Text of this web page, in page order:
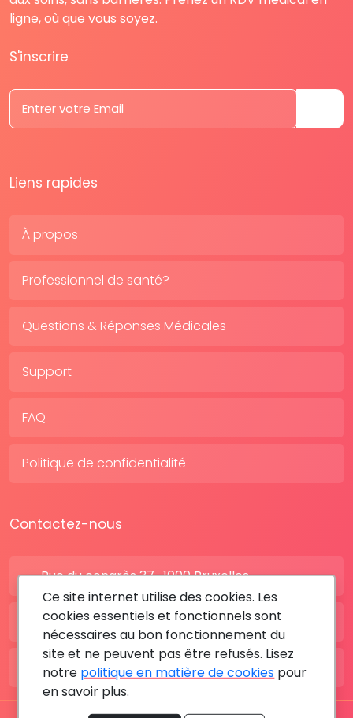
ligne, où que vous soyez.
S'inscrire
Liens rapides
À propos
Professionnel de santé?
Questions & Réponses Médicales
Support
FAQ
Politique de confidentialité
Contactez-nous
Rue du congrès 37 , 1000 Bruxelles
BE: +32 28080227
FR: +33 183642895
Ce site internet utilise des cookies. Les
cookies essentiels et fonctionnels sont
nécessaires au bon fonctionnement du
site et ne peuvent pas être refusés. Lisez
notre politique en matière de cookies pour
en savoir plus.